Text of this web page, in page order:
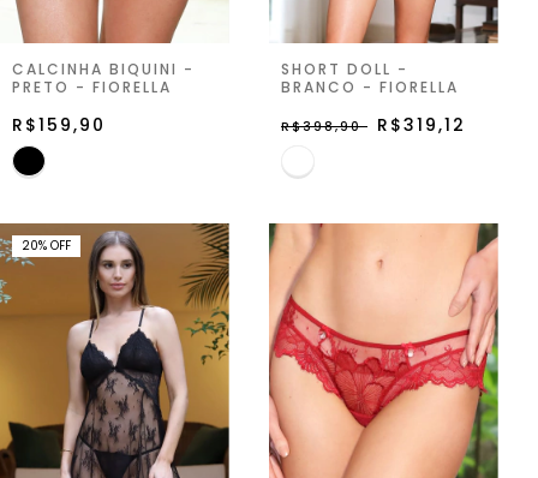
CALCINHA BIQUINI -
PRETO - FIORELLA
R$159,90
SHORT DOLL -
BRANCO - FIORELLA
R$398,90 R$319,12
20% OFF